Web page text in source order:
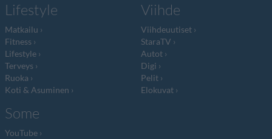
Lifestyle
Matkailu
Fitness
Lifestyle
Terveys
Ruoka
Koti & Asuminen
Viihde
Viihdeuutiset
StaraTV
Autot
Digi
Pelit
Elokuvat
Some
YouTube